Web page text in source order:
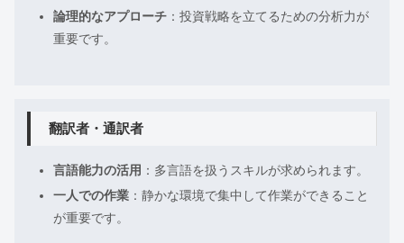
論理的なアプローチ：投資戦略を立てるための分析力が
重要です。
翻訳者・通訳者
言語能力の活用 ：多言語を扱うスキルが求められます。
一人での作業：静かな環境で集中して作業ができること
が重要です。